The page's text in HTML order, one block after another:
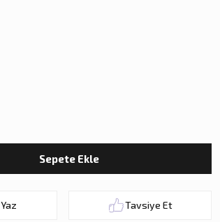
Sepete Ekle
Tavsiye Et